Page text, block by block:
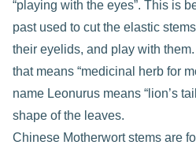
“playing with the eyes”. This is
past used to cut the elastic
their eyelids, and play with
that means “medicinal herb for
name Leonurus means “lion’s
shape of the leaves.
Chinese Motherwort stems are